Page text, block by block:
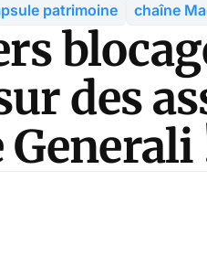
patrimoine chaîne
des
Generali